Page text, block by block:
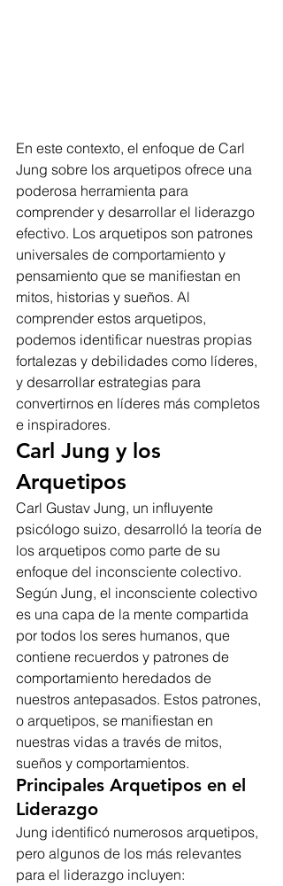
En este contexto, el enfoque de Carl
Jung sobre los arquetipos ofrece una
poderosa herramienta para
comprender y desarrollar el liderazgo
efectivo. Los arquetipos son patrones
universales de comportamiento y
pensamiento que se manifiestan en
mitos, historias y sueños. Al
comprender estos arquetipos,
podemos identificar nuestras propias
fortalezas y debilidades como líderes,
y desarrollar estrategias para
convertirnos en líderes más completos
e inspiradores.
Carl Jung y los
Arquetipos
Carl Gustav Jung, un influyente
psicólogo suizo, desarrolló la teoría de
los arquetipos como parte de su
enfoque del inconsciente colectivo.
Según Jung, el inconsciente colectivo
es una capa de la mente compartida
por todos los seres humanos, que
contiene recuerdos y patrones de
comportamiento heredados de
nuestros antepasados. Estos patrones,
o arquetipos, se manifiestan en
nuestras vidas a través de mitos,
sueños y comportamientos.
Principales Arquetipos en el
Liderazgo
Jung identificó numerosos arquetipos,
pero algunos de los más relevantes
para el liderazgo incluyen: